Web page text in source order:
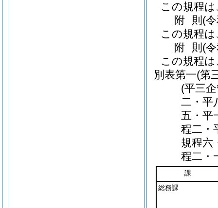
この規程
附 則 (
この規程
附 則 (
この規程
別表第一(第
(平三
二・平
五・平
程二・
規程六
程二・
課
総務課